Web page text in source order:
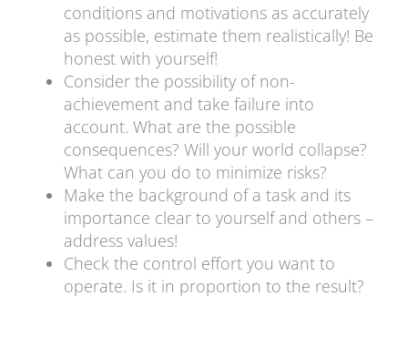
conditions and motivations as accurately
as possible, estimate them realistically! Be
honest with yourself!
Consider the possibility of non-
achievement and take failure into
account. What are the possible
consequences? Will your world collapse?
What can you do to minimize risks?
Make the background of a task and its
importance clear to yourself and others –
address values!
Check the control effort you want to
operate. Is it in proportion to the result?